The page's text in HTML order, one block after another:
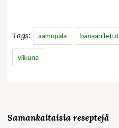
Tags: aamupala banaaniletut
viikuna
Samankaltaisia reseptejä